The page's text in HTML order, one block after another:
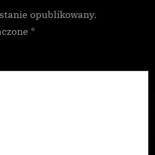
opublikowany.
*